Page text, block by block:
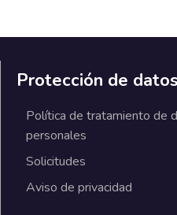
Protección de
Política de tratamiento de
personales
Solicitudes
Aviso de privacidad